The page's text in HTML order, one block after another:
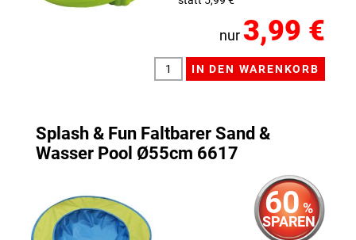
nur3,99 €
Splash & Fun Faltbarer Sand &
Wasser Pool Ø55cm 6617
60 %
SPAREN